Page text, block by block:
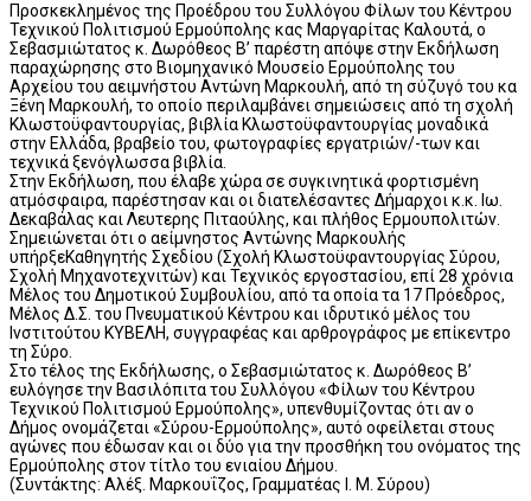
Προσκεκλημένος της Προέδρου του Συλλόγου Φίλων του Κέντρου
Τεχνικού Πολιτισμού Ερμούπολης κας Μαργαρίτας Καλουτά, ο
Σεβασμιώτατος κ. Δωρόθεος Β’ παρέστη απόψε στην Εκδήλωση
παραχώρησης στο Βιομηχανικό Μουσείο Ερμούπολης του
Αρχείου του αειμνήστου Αντώνη Μαρκουλή, από τη σύζυγό του κα
Ξένη Μαρκουλή, το οποίο περιλαμβάνει σημειώσεις από τη σχολή
Κλωστοϋφαντουργίας, βιβλία Κλωστοϋφαντουργίας μοναδικά
στην Ελλάδα, βραβείο του, φωτογραφίες εργατριών/-των και
τεχνικά ξενόγλωσσα βιβλία.
Στην Εκδήλωση, που έλαβε χώρα σε συγκινητικά φορτισμένη
ατμόσφαιρα, παρέστησαν και οι διατελέσαντες Δήμαρχοι κ.κ. Ιω.
Δεκαβάλας και Λευτερης Πιταούλης, και πλήθος Ερμουπολιτών.
Σημειώνεται ότι ο αείμνηστος Αντώνης Μαρκουλής
υπήρξεΚαθηγητής Σχεδίου (Σχολή Κλωστοϋφαντουργίας Σύρου,
Σχολή Μηχανοτεχνιτών) και Τεχνικός εργοστασίου, επί 28 χρόνια
Μέλος του Δημοτικού Συμβουλίου, από τα οποία τα 17 Πρόεδρος,
Μέλος Δ.Σ. του Πνευματικού Κέντρου και ιδρυτικό μέλος του
Ινστιτούτου ΚΥΒΕΛΗ, συγγραφέας και αρθρογράφος με επίκεντρο
τη Σύρο.
Στο τέλος της Εκδήλωσης, ο Σεβασμιώτατος κ. Δωρόθεος Β’
ευλόγησε την Βασιλόπιτα του Συλλόγου «Φίλων του Κέντρου
Τεχνικού Πολιτισμού Ερμούπολης», υπενθυμίζοντας ότι αν ο
Δήμος ονομάζεται «Σύρου-Ερμούπολης», αυτό οφείλεται στους
αγώνες που έδωσαν και οι δύο για την προσθήκη του ονόματος της
Ερμούπολης στον τίτλο του ενιαίου Δήμου.
(Συντάκτης: Αλέξ. Μαρκουΐζος, Γραμματέας Ι. Μ. Σύρου)